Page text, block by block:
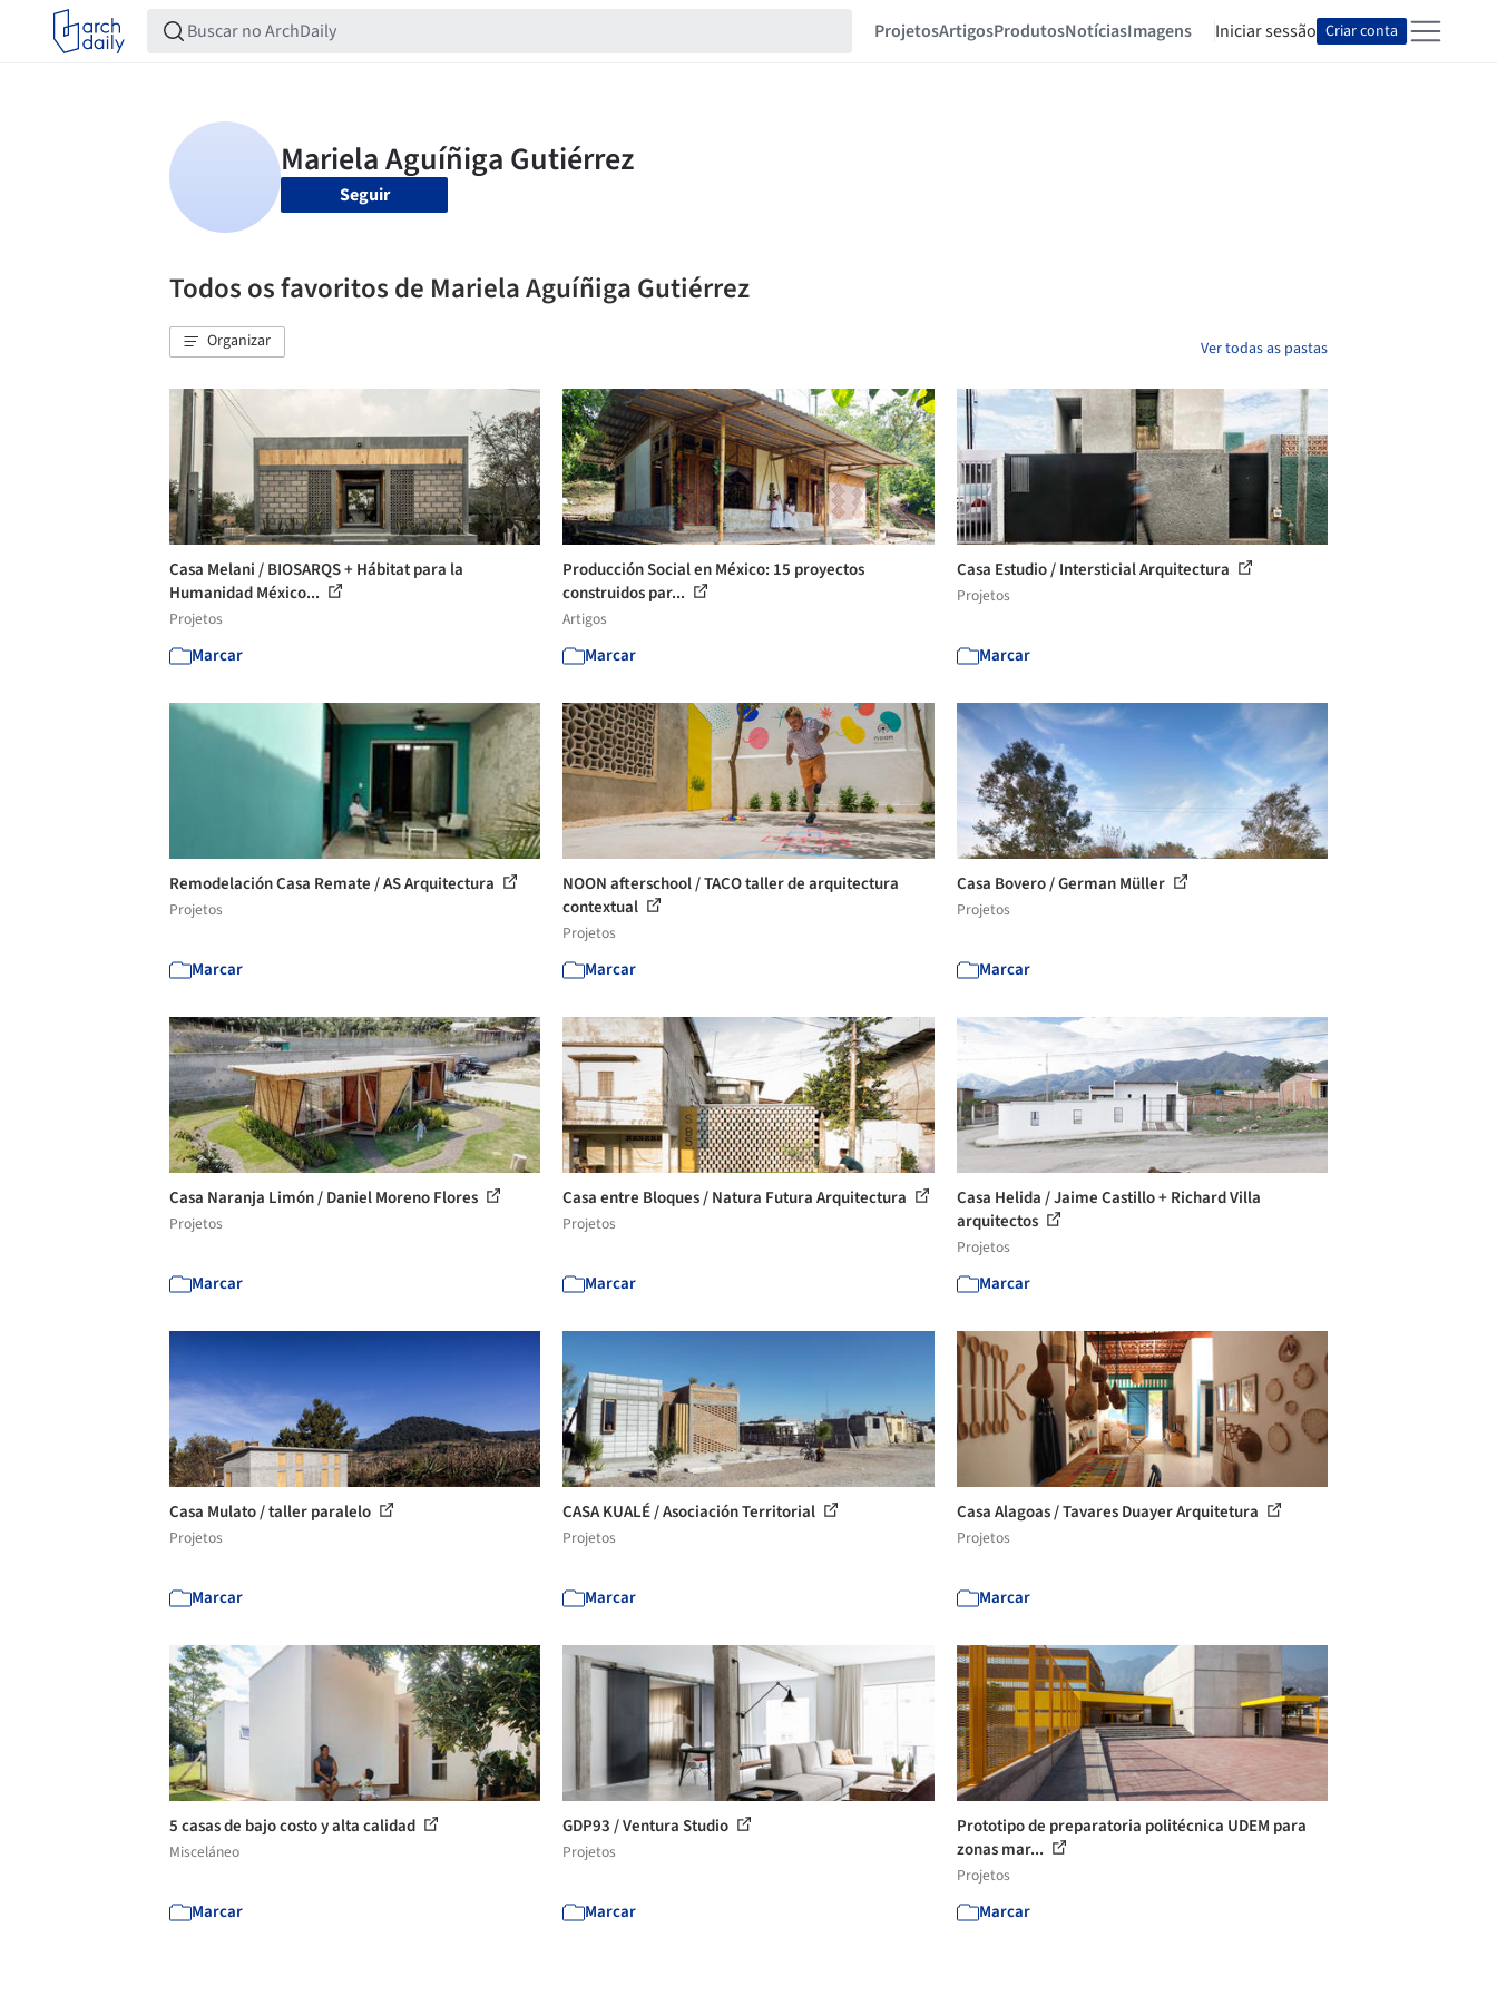
ProjetosArtigosProdutosNotíciasImagens Iniciar sessão Criar conta
Seguir
Todos os favoritos de Mariela Aguíñiga Gutiérrez
Organizar Ver todas as pastas
Casa Melani / BIOSARQS + Hábitat para la
Humanidad México...
Projetos
Marcar
Producción Social en México: 15 proyectos
construidos par...
Artigos
Marcar
Casa Estudio / Intersticial Arquitectura
Projetos
Marcar
Remodelación Casa Remate / AS Arquitectura
Projetos
Marcar
NOON afterschool / TACO taller de arquitectura
contextual
Projetos
Marcar
Casa Bovero / German Müller
Projetos
Marcar
Casa Naranja Limón / Daniel Moreno Flores
Projetos
Marcar
Casa entre Bloques / Natura Futura Arquitectura
Projetos
Marcar
Casa Helida / Jaime Castillo + Richard Villa
arquitectos
Projetos
Marcar
Casa Mulato / taller paralelo
Projetos
Marcar
CASA KUALÉ / Asociación Territorial
Projetos
Marcar
Casa Alagoas / Tavares Duayer Arquitetura
Projetos
Marcar
5 casas de bajo costo y alta calidad
Misceláneo
Marcar
GDP93 / Ventura Studio
Projetos
Marcar
Prototipo de preparatoria politécnica UDEM para
zonas mar...
Projetos
Marcar